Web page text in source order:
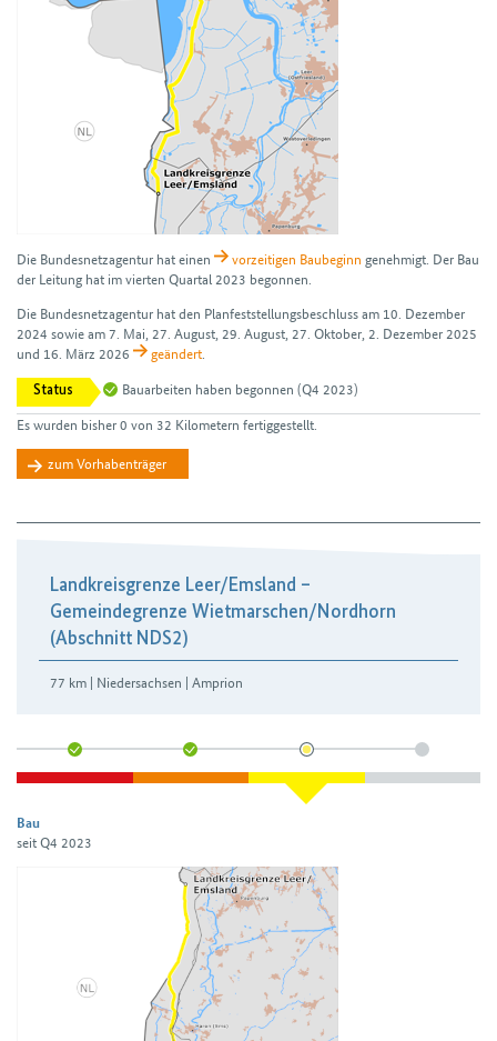
Die Bundes­netz­agentur hat einen vorzeitigen Bau­beginn genehmigt. Der Bau
der Leitung hat im vierten Quartal 2023 begonnen.
Die Bundesnetzagentur hat den Plan­feststellungs­beschluss am 10. Dezember
2024 sowie am 7. Mai, 27. August, 29. August, 27. Oktober, 2. Dezember 2025
und 16. März 2026
geändert.
Status Bauarbeiten haben begonnen (Q4 2023)
Es wurden bisher 0 von 32 Kilometern fertiggestellt.
zum Vorhabenträger
Landkreisgrenze Leer/​Emsland –
Gemeindegrenze Wietmarschen/​Nordhorn
(Abschnitt NDS2)
77 km | Niedersachsen | Amprion
Bau
seit Q4 2023